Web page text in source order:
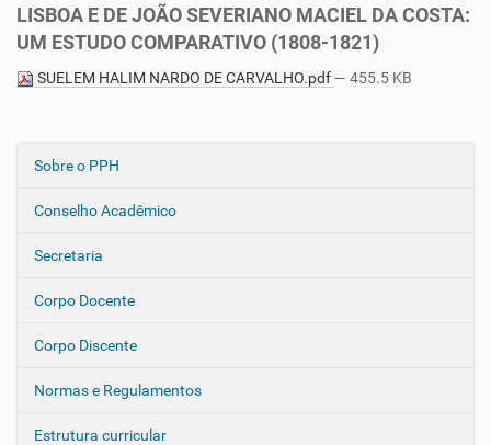
N
e
a
ç
o
Sobre o PPH
Conselho Acadêmico
Secretaria
Corpo Docente
Corpo Discente
Normas e Regulamentos
Estrutura curricular
LISBOA E DE JOÃO SEVERIANO MACIEL DA COSTA:
UM ESTUDO COMPARATIVO (1808-1821)
SUELEM HALIM NARDO DE CARVALHO.pdf— 455.5 KB